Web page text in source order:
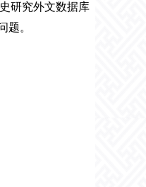
研究外文数据库
题。